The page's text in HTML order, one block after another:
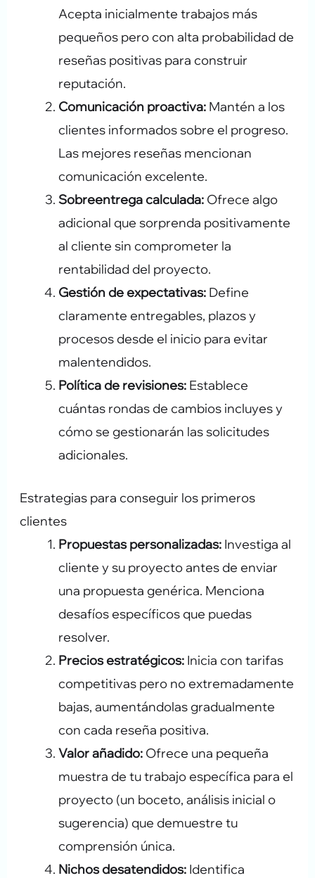
Acepta inicialmente trabajos más
pequeños pero con alta probabilidad de
reseñas positivas para construir
reputación.
Comunicación proactiva:Mantén a los
clientes informados sobre el progreso.
Las mejores reseñas mencionan
comunicación excelente.
Sobreentrega calculada:Ofrece algo
adicional que sorprenda positivamente
al cliente sin comprometer la
rentabilidad del proyecto.
Gestión de expectativas:Define
claramente entregables, plazos y
procesos desde el inicio para evitar
malentendidos.
Política de revisiones:Establece
cuántas rondas de cambios incluyes y
cómo se gestionarán las solicitudes
adicionales.
Estrategias para conseguir los primeros
clientes
Propuestas personalizadas:Investiga al
cliente y su proyecto antes de enviar
una propuesta genérica. Menciona
desafíos específicos que puedas
resolver.
Precios estratégicos:Inicia con tarifas
competitivas pero no extremadamente
bajas, aumentándolas gradualmente
con cada reseña positiva.
Valor añadido:Ofrece una pequeña
muestra de tu trabajo específica para el
proyecto (un boceto, análisis inicial o
sugerencia) que demuestre tu
comprensión única.
Nichos desatendidos:Identifica